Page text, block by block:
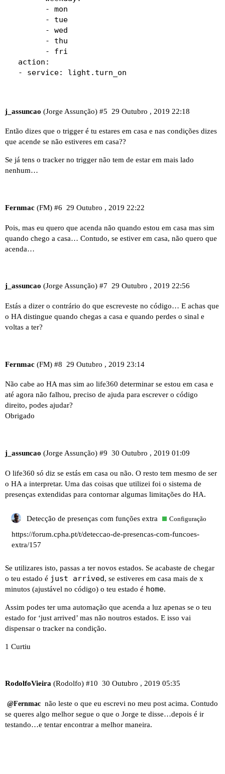
        - mon
        - tue
        - wed
        - thu
        - fri
  action:
  - service: light.turn_on
j_assuncao (Jorge Assunção) 29 Outubro , 2019 22:18
#5
Então dizes que o trigger é tu estares em casa e nas condições dizes
que acende se não estiveres em casa??
Se já tens o tracker no trigger não tem de estar em mais lado
nenhum…
Fernmac (FM) 29 Outubro , 2019 22:22
#6
Pois, mas eu quero que acenda não quando estou em casa mas sim
quando chego a casa… Contudo, se estiver em casa, não quero que
acenda…
j_assuncao (Jorge Assunção) 29 Outubro , 2019 22:56
#7
Estás a dizer o contrário do que escreveste no código… E achas que
o HA distingue quando chegas a casa e quando perdes o sinal e
voltas a ter?
Fernmac (FM) 29 Outubro , 2019 23:14
#8
Não cabe ao HA mas sim ao life360 determinar se estou em casa e
até agora não falhou, preciso de ajuda para escrever o código
direito, podes ajudar?
Obrigado
j_assuncao (Jorge Assunção) 30 Outubro , 2019 01:09
#9
O life360 só diz se estás em casa ou não. O resto tem mesmo de ser
o HA a interpretar. Uma das coisas que utilizei foi o sistema de
presenças extendidas para contornar algumas limitações do HA.
Detecção de presenças com funções extra Configuração
https://forum.cpha.pt/t/deteccao-de-presencas-com-funcoes-
extra/157
Se utilizares isto, passas a ter novos estados. Se acabaste de chegar
o teu estado é just arrived, se estiveres em casa mais de x
minutos (ajustável no código) o teu estado é home.
Assim podes ter uma automação que acenda a luz apenas se o teu
estado for ‘just arrived’ mas não noutros estados. E isso vai
dispensar o tracker na condição.
1 Curtiu
RodolfoVieira (Rodolfo) 30 Outubro , 2019 05:35
#10
@Fernmac não leste o que eu escrevi no meu post acima. Contudo
se queres algo melhor segue o que o Jorge te disse…depois é ir
testando…e tentar encontrar a melhor maneira.